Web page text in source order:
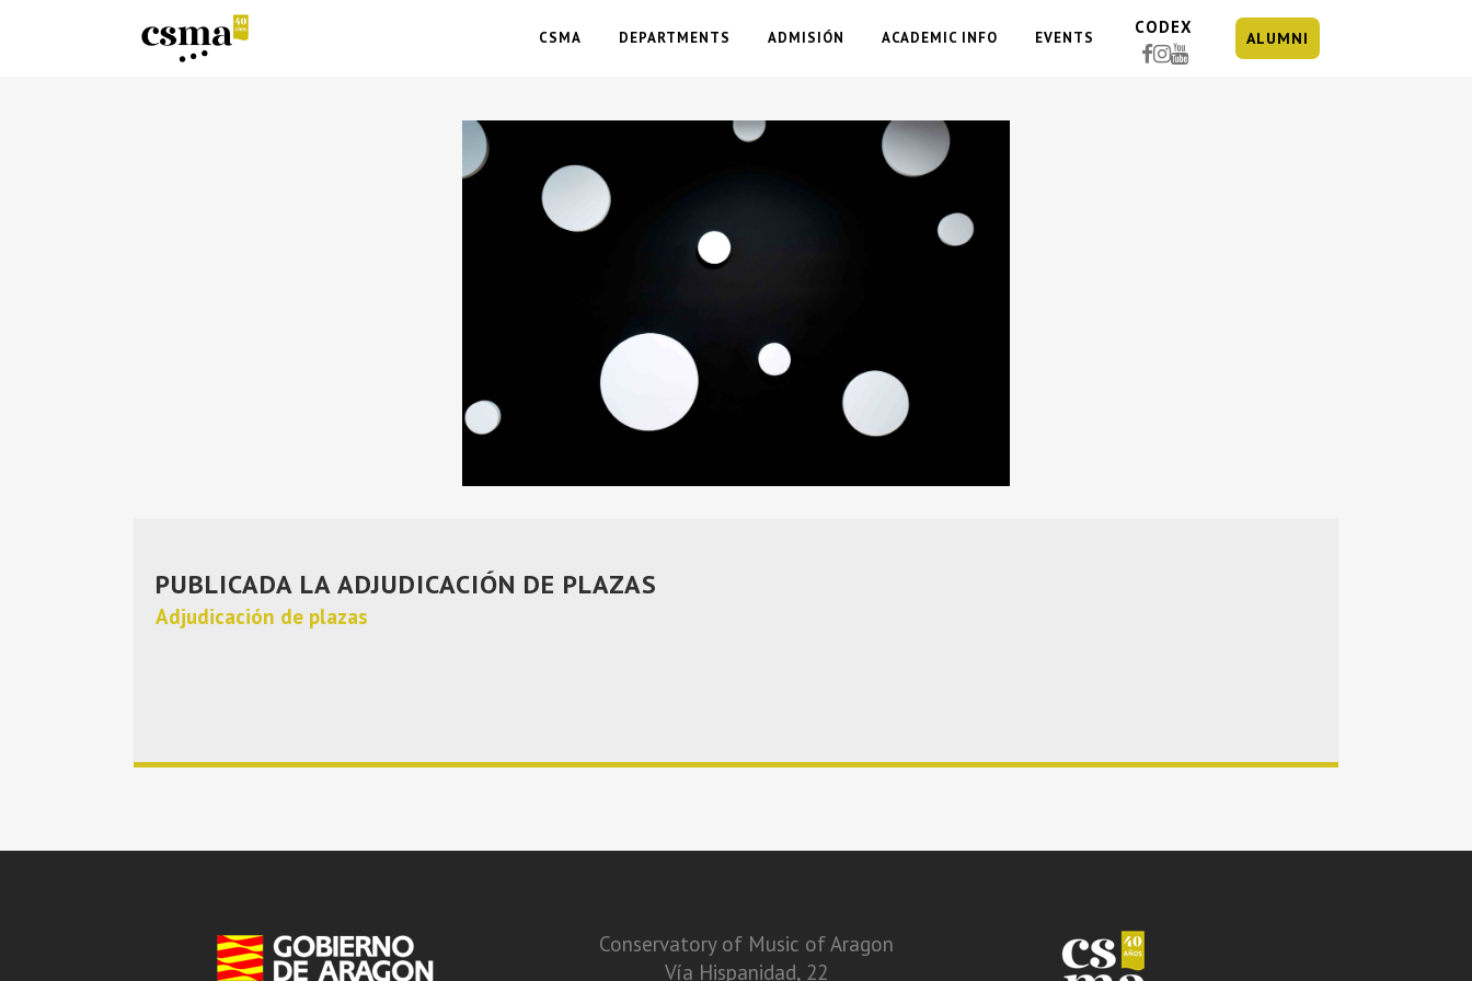
CSMA DEPARTMENTS ADMISIÓN ACADEMIC INFO EVENTS
CODEX
ALUMNI
PUBLICADA LA ADJUDICACIÓN DE PLAZAS
Adjudicación de plazas
Conservatory of Music of Aragon
Vía Hispanidad, 22